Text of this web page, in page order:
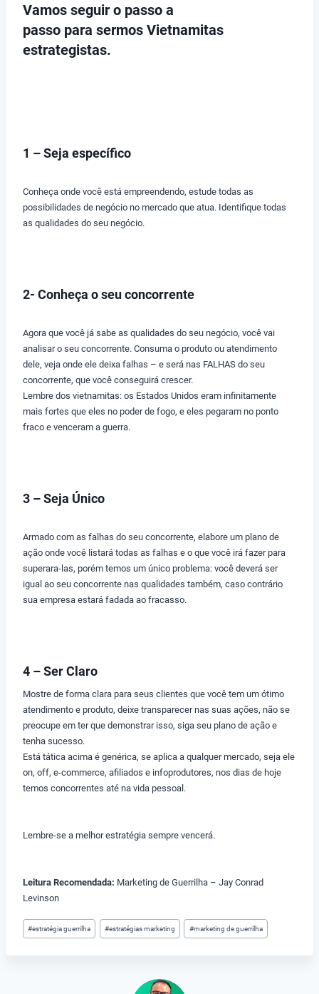
Vamos seguir o passo a
passo para sermos Vietnamitas
estrategistas.
1 – Seja específico
Conheça onde você está empreendendo, estude todas as
possibilidades de negócio no mercado que atua. Identifique todas
as qualidades do seu negócio.
2- Conheça o seu concorrente
Agora que você já sabe as qualidades do seu negócio, você vai
analisar o seu concorrente. Consuma o produto ou atendimento
dele, veja onde ele deixa falhas – e será nas FALHAS do seu
concorrente, que você conseguirá crescer.
Lembre dos vietnamitas: os Estados Unidos eram infinitamente
mais fortes que eles no poder de fogo, e eles pegaram no ponto
fraco e venceram a guerra.
3 – Seja Único
Armado com as falhas do seu concorrente, elabore um plano de
ação onde você listará todas as falhas e o que você irá fazer para
superara-las, porém temos um único problema: você deverá ser
igual ao seu concorrente nas qualidades também, caso contrário
sua empresa estará fadada ao fracasso.
4 – Ser Claro
Mostre de forma clara para seus clientes que você tem um ótimo
atendimento e produto, deixe transparecer nas suas ações, não se
preocupe em ter que demonstrar isso, siga seu plano de ação e
tenha sucesso.
Está tática acima é genérica, se aplica a qualquer mercado, seja ele
on, off, e-commerce, afiliados e infoprodutores, nos dias de hoje
temos concorrentes até na vida pessoal.
Lembre-se a melhor estratégia sempre vencerá.
Leitura Recomendada: Marketing de Guerrilha – Jay Conrad
Levinson
Tags
do
#estratégia guerrilha #estratégias marketing #marketing de guerrilha